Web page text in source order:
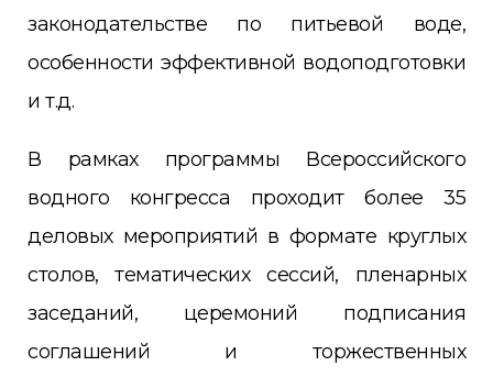
законодательстве по питьевой воде,
особенности эффективной водоподготовки
и т.д.
В рамках программы Всероссийского
водного конгресса проходит более 35
деловых мероприятий в формате круглых
столов, тематических сессий, пленарных
заседаний, церемоний подписания
соглашений и торжественных